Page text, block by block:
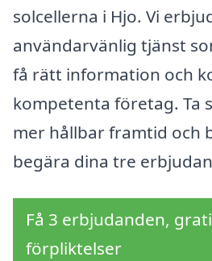
solcellerna i Hjo. Vi
användarvänlig tjänst
få rätt information och
kompetenta företag. Ta
mer hållbar framtid och
begära dina tre
Få 3 erbjudanden,
förpliktelser